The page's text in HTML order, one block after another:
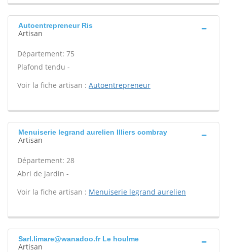
Autoentrepreneur Ris
Artisan
Département: 75
Plafond tendu -
Voir la fiche artisan : Autoentrepreneur
Menuiserie legrand aurelien Illiers combray
Artisan
Département: 28
Abri de jardin -
Voir la fiche artisan : Menuiserie legrand aurelien
Sarl.limare@wanadoo.fr Le houlme
Artisan